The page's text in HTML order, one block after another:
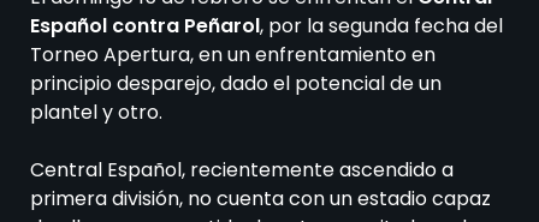
Español contra Peñarol, por la segunda fecha del
Torneo Apertura, en un enfrentamiento en
principio desparejo, dado el potencial de un
plantel y otro.
Central Español, recientemente ascendido a
primera división, no cuenta con un estadio capaz